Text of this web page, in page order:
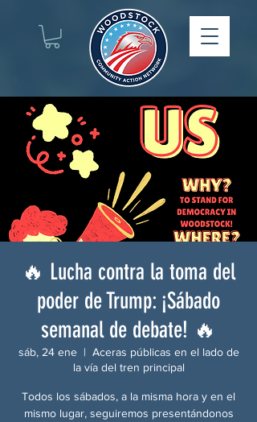
🔥 Lucha contra la toma del
poder de Trump: ¡Sábado
semanal de debate! 🔥
sáb, 24 ene
  |
Aceras públicas en el lado de
la vía del tren principal
Todos los sábados, a la misma hora y en el
mismo lugar, seguiremos presentándonos